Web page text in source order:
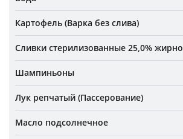
Картофель (Варка без слива)
Сливки стерилизованные 25,0%
Шампиньоны
Лук репчатый (Пассерование)
Масло подсолнечное